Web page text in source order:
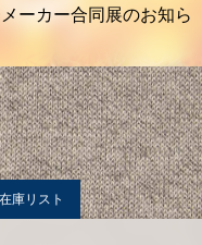
ーカー合同展のお知ら
庫リスト